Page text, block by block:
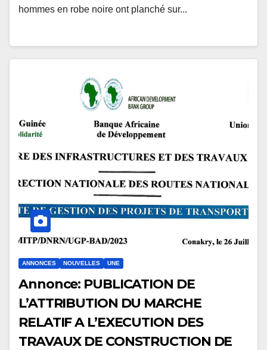
hommes en robe noire ont planché sur...
ANNONCES NOUVELLES UNE
Annonce: PUBLICATION DE
L’ATTRIBUTION DU MARCHE
RELATIF A L’EXECUTION DES
TRAVAUX DE CONSTRUCTION DE